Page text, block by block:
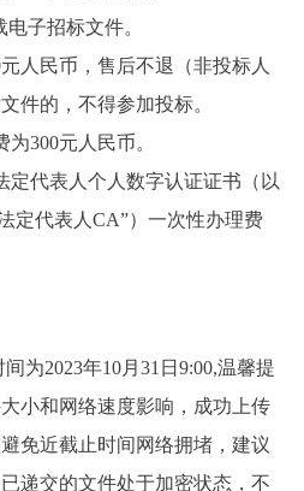
电子招标文件。
元人民币，售后不退（非投标人
件的，不得参加投标。
为300元人民币。
定代表人个人数字认证证书（以
定代表人CA”）一次性办理费
间为2023年10月 31 日 9:00,温馨提
小和网络速度影响，成功上传
免近截止时间网络拥堵，建议
递交的文件处于加密状态，不